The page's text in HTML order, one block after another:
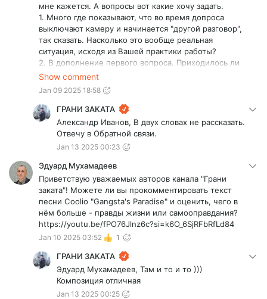
мне кажется. А вопросы вот какие хочу задать.
1. Много где показывают, что во время допроса
выключают камеру и начинается "другой разговор",
так сказать. Насколько это вообще реальная
ситуация, исходя из Вашей практики работы?
2. В дополнение первого вопроса. Приходилось ли
Вам сталкиваться с так называемой "круговой
порукой" в полиции? И действительно прокуратура и
отдел внутренних расследований могут сломать
любого и заставить дать показания на коллег?
Заранее благодарю за ответы!
Show comment
Jan 09 2025 18:58
ГРАНИ ЗАКАТА
Александр Иванов, В двух словах не рассказать.
Отвечу в Обратной связи.
Jan 13 2025 00:23
Эдуард Мухамадеев
Приветствую уважаемых авторов канала "Грани
заката"! Можете ли вы прокомментировать текст
песни Coolio "Gangsta's Paradise" и оценить, чего в
нём больше - правды жизни или самооправдания?
https://youtu.be/fPO76Jlnz6c?si=k6O_6SjRFbRfLd84
Jan 10 2025 03:52 1
ГРАНИ ЗАКАТА
Эдуард Мухамадеев, Там и то и то )))
Композиция отличная
Jan 13 2025 00:25